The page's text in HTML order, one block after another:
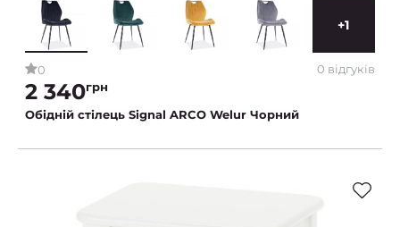
+1
0 0 відгуків
2 340грн
Обідній стілець Signal ARCO Welur Чорний